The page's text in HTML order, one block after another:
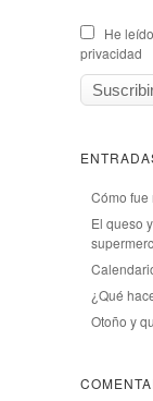
He
privacidad
Cómo fue
El queso
¿Qué
Otoño y